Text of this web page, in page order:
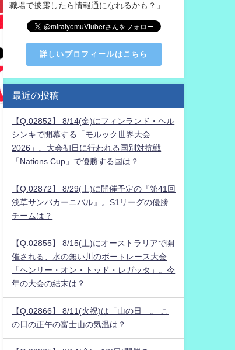
職場で披露したら情報通になれるかも？」
詳しいプロフィールはこちら
最近の投稿
【Q.02852】 8/14(金)にフィンランド・ヘル
シンキで開幕する「モルック世界大会
2026」。大会初日に行われる国別対抗戦
「Nations Cup」で優勝する国は？
【Q.02872】 8/29(土)に開催予定の『第41回
浅草サンバカーニバル』。S1リーグの優勝
チームは？
【Q.02855】 8/15(土)にオーストラリアで開
催される、水の無い川のボートレース大会
「ヘンリー・オン・トッド・レガッタ」。今
年の大会の結末は？
【Q.02866】 8/11(火祝)は「山の日」。 こ
の日の正午の富士山の気温は？